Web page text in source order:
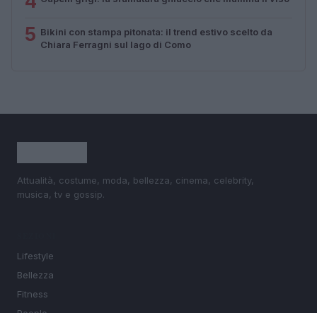
5 Bikini con stampa pitonata: il trend estivo scelto da
Chiara Ferragni sul lago di Como
Attualità, costume, moda, bellezza, cinema, celebrity,
musica, tv e gossip.
Lifestyle
Bellezza
Fitness